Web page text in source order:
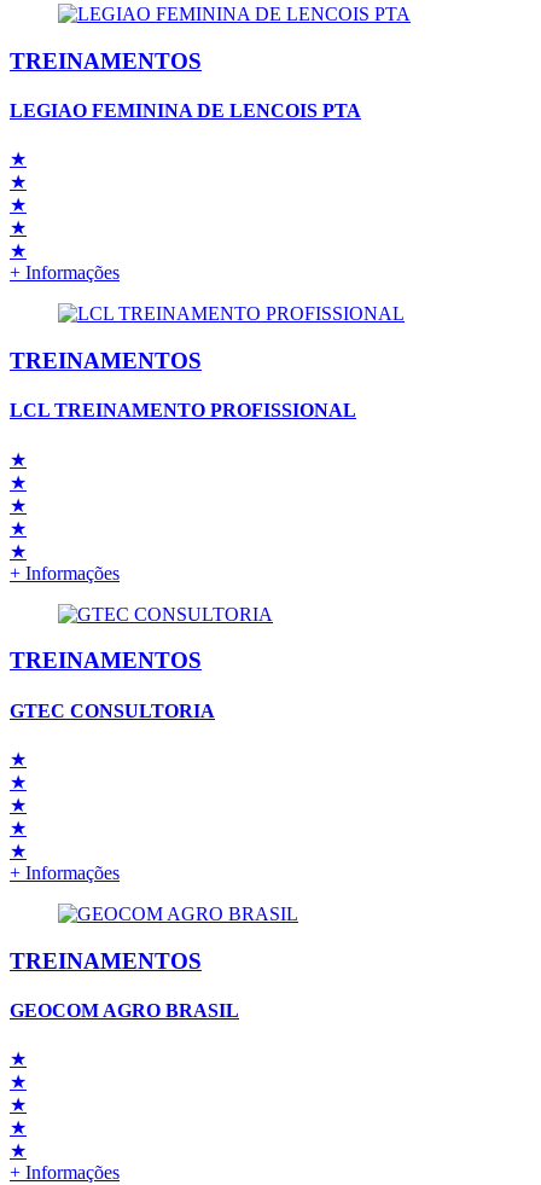
TREINAMENTOS
LEGIAO FEMININA DE LENCOIS PTA
★
★
★
★
★
+ Informações
TREINAMENTOS
LCL TREINAMENTO PROFISSIONAL
★
★
★
★
★
+ Informações
TREINAMENTOS
GTEC CONSULTORIA
★
★
★
★
★
+ Informações
TREINAMENTOS
GEOCOM AGRO BRASIL
★
★
★
★
★
+ Informações